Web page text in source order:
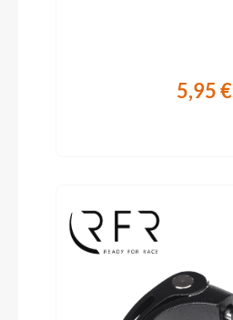
5,95 €